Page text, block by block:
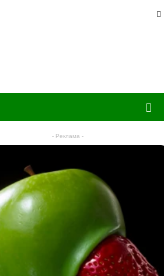
- Реклама -